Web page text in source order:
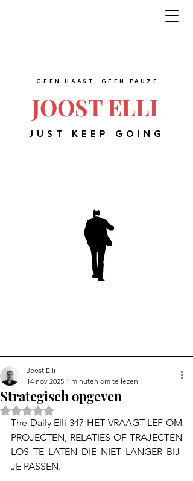
JOOST ELLI
GEEN HAAST, GEEN PAUZE
JUST KEEP GOING
Strategisch opgeven
Joost Elli
14 nov 2025 1 minuten om te lezen
Beoordeeld met NaN uit 5 sterren.
The Daily Elli 347 HET VRAAGT LEF OM
PROJECTEN, RELATIES OF TRAJECTEN
LOS TE LATEN DIE NIET LANGER BIJ
JE PASSEN.